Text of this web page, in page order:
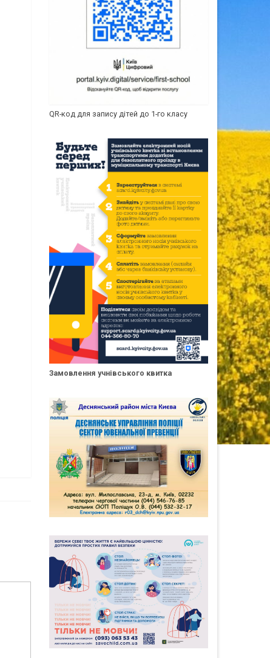
QR-код для запису дітей до 1-го класу
Замовлення учнівського квитка